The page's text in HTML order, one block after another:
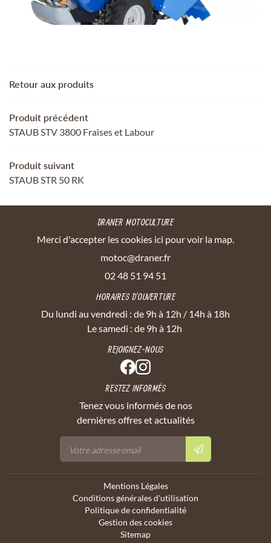
SERVICES
Retour aux produits
Produit précédent
STAUB STV 3800 Fraises et Labour
Produit suivant
STAUB STR 50 RK
DRANER MOTOCULTURE
Merci d'accepter les cookies ici pour voir la map.
02 48 51 94 51
HORAIRES D'OUVERTURE
Du lundi au vendredi : de 9h à 12h / 14h à 18h
Le samedi : de 9h à 12h
REJOIGNEZ-NOUS
RESTEZ INFORMÉS
Tenez vous informés de nos
dernières offres et actualités
Mentions Légales
Conditions générales d'utilisation
Politique de confidentialité
Gestion des cookies
Sitemap